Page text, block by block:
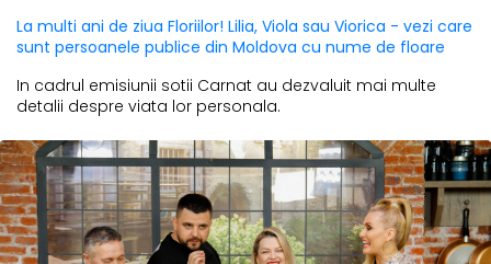
La multi ani de ziua Floriilor! Lilia, Viola sau Viorica - vezi care
sunt persoanele publice din Moldova cu nume de floare
In cadrul emisiunii sotii Carnat au dezvaluit mai multe
detalii despre viata lor personala.